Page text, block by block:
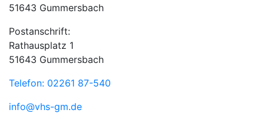
51643 Gummersbach
Postanschrift:
Rathausplatz 1
51643 Gummersbach
Telefon: 02261 87-540
info@vhs-gm.de